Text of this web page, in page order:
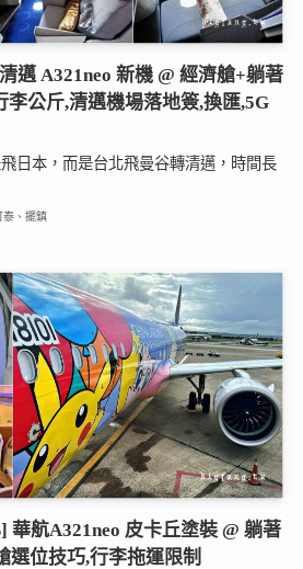
邁 A321neo 新機 @ 經濟艙+躺著
李公斤,清邁機場落地簽,換匯,5G
日本，而是台北飛曼谷轉清邁，時間長
泰、擺鎮
華航A321neo 皮卡丘塗裝 @ 躺著
選位技巧,行李拖運限制